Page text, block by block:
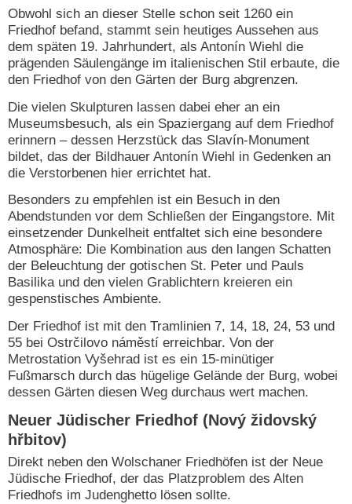
Obwohl sich an dieser Stelle schon seit 1260 ein
Friedhof befand, stammt sein heutiges Aussehen aus
dem späten 19. Jahrhundert, als Antonín Wiehl die
prägenden Säulengänge im italienischen Stil erbaute, die
den Friedhof von den Gärten der Burg abgrenzen.
Die vielen Skulpturen lassen dabei eher an ein
Museumsbesuch, als ein Spaziergang auf dem Friedhof
erinnern – dessen Herzstück das Slavín-Monument
bildet, das der Bildhauer Antonín Wiehl in Gedenken an
die Verstorbenen hier errichtet hat.
Besonders zu empfehlen ist ein Besuch in den
Abendstunden vor dem Schließen der Eingangstore. Mit
einsetzender Dunkelheit entfaltet sich eine besondere
Atmosphäre: Die Kombination aus den langen Schatten
der Beleuchtung der gotischen St. Peter und Pauls
Basilika und den vielen Grablichtern kreieren ein
gespenstisches Ambiente.
Der Friedhof ist mit den Tramlinien 7, 14, 18, 24, 53 und
55 bei Ostrčilovo náměstí erreichbar. Von der
Metrostation Vyšehrad ist es ein 15-minütiger
Fußmarsch durch das hügelige Gelände der Burg, wobei
dessen Gärten diesen Weg durchaus wert machen.
Neuer Jüdischer Friedhof (Nový židovský
hřbitov)
Direkt neben den Wolschaner Friedhöfen ist der Neue
Jüdische Friedhof, der das Platzproblem des Alten
Friedhofs im Judenghetto lösen sollte.